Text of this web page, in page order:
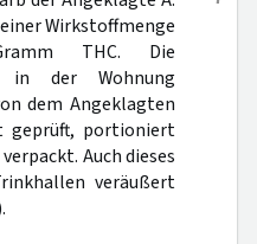
Wirkstoffmenge
THC. Die
in der Wohnung
dem Angeklagten
geprüft, portioniert
Auch dieses
veräußert